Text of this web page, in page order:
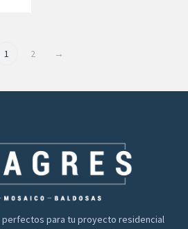
1 2 →
perfectos para tu proyecto residencial